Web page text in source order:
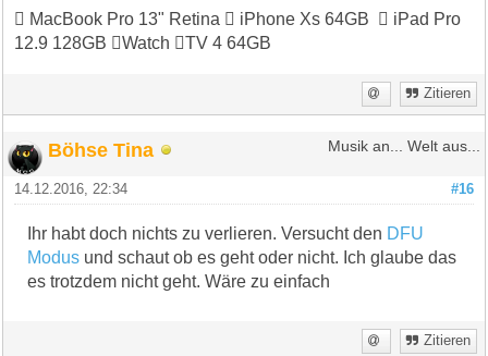
 MacBook Pro 13" Retina  iPhone Xs 64GB  iPad Pro
12.9 128GB Watch TV 4 64GB
Zitieren
Böhse Tina Musik an... Welt aus...
#16
14.12.2016, 22:34
Ihr habt doch nichts zu verlieren. Versucht den DFU
Modus und schaut ob es geht oder nicht. Ich glaube das
es trotzdem nicht geht. Wäre zu einfach
Zitieren